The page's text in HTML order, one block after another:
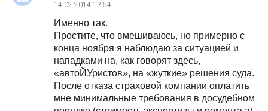
14.02.2014 13:54
Именно так.
Простите, что вмешиваюсь, но примерно с
конца ноября я наблюдаю за ситуацией и
нападками на, как говорят здесь,
«автоЙУристов», на «жуткие» решения суда.
После отказа страховой компании оплатить
мне минимальные требования в досудебном